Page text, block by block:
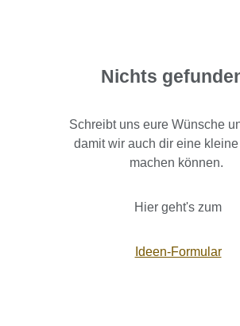
Nichts
Schreibt uns eure Wünsche
damit wir auch dir eine
machen können.
Hier geht's zum
Ideen-Formular